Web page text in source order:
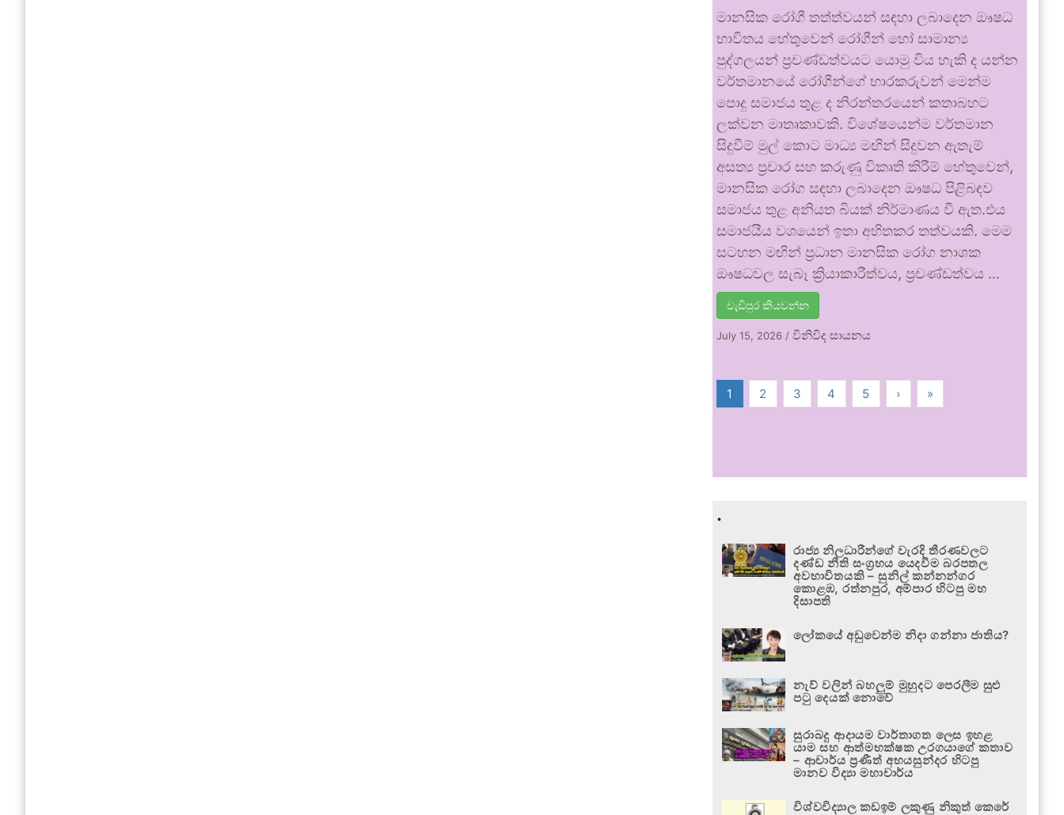
මානසික රෝගී තත්ත්වයන් සඳහා ලබාදෙන ඖෂධ
භාවිතය හේතුවෙන් රෝගීන් හෝ සාමාන්‍ය
පුද්ගලයන් ප්‍රචණ්ඩත්වයට යොමු විය හැකි ද යන්න
වර්තමානයේ රෝගීන්ගේ භාරකරුවන් මෙන්ම
පොදු සමාජය තුළ ද නිරන්තරයෙන් කතාබහට
ලක්වන මාතෘකාවකි. විශේෂයෙන්ම වර්තමාන
සිදුවීම් මුල් කොට මාධ්‍ය මඟින් සිදුවන ඇතැම්
අසත්‍ය ප්‍රචාර සහ කරුණු විකෘති කිරීම් හේතුවෙන්,
මානසික රෝග සඳහා ලබාදෙන ඖෂධ පිළිබඳව
සමාජය තුළ අනියත බියක් නිර්මාණය වී ඇත.එය
සමාජයීය වශයෙන් ඉතා අහිතකර තත්වයකි. මෙම
සටහන මඟින් ප්‍රධාන මානසික රෝග නාශක
ඖෂධවල සැබෑ ක්‍රියාකාරීත්වය, ප්‍රචණ්ඩත්වය …
වැඩිපුර කියවන්න
July 15, 2026 /විනිවිද සායනය
1 2 3 4 5 › »
.
රාජ්‍ය නිලධාරීන්ගේ වැරදි තීරණවලට
දණ්ඩ නීති සංග්‍රහය යෙදවීම බරපතල
අවභාවිතයකි – සුනිල් කන්නන්ගර
කොළඹ, රත්නපුර, අම්පාර හිටපු මහ
දිසාපති
ලෝකයේ අඩුවෙන්ම නිදා ගන්නා ජාතිය?
නැව් වලින් බහලුම් මුහුදට පෙරලීම සුළු
පටු දෙයක් නොවේ
සුරාබදු ආදායම වාර්තාගත ලෙස ඉහළ
යාම සහ ආත්මභක්ෂක උරගයාගේ කතාව
– ආචාර්ය ප්‍රණීත් අභයසුන්දර හිටපු
මානව විද්‍යා මහාචාර්ය
විශ්වවිද්‍යාල කඩඉම් ලකුණු නිකුත් කෙරේ